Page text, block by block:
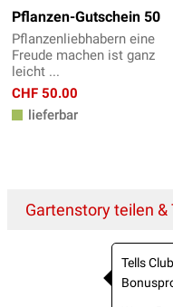
Pflanzen-Gutschein 50
Pflanzenliebhabern eine
Freude machen ist ganz
leicht ...
CHF 50.00
lieferbar
Gartenstory teilen &
Tells